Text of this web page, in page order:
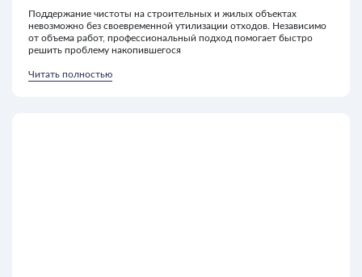
Поддержание чистоты на строительных и жилых объектах
невозможно без своевременной утилизации отходов. Независимо
от объема работ, профессиональный подход помогает быстро
решить проблему накопившегося
Читать полностью